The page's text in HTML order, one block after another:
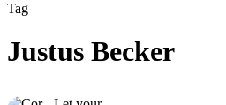
Tag
Justus Becker